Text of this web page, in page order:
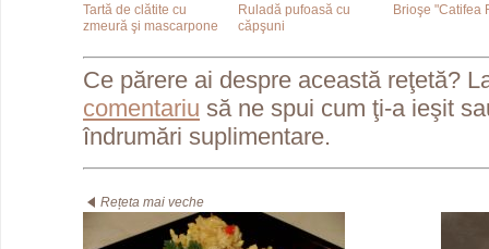
Tartă de clătite cu
zmeură şi mascarpone
Ruladă pufoasă cu
căpşuni
Brioşe "Catifea
Ce părere ai despre această reţetă?
comentariu să ne spui cum ţi-a ieşit
îndrumări suplimentare.
Rețeta mai veche